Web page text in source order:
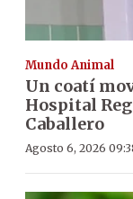
Mundo Animal
Un coatí
Hospital
Caballero
Agosto 6, 2026